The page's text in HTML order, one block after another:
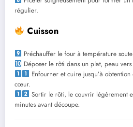
régulier.
Cuisson
Préchauffer le four à température
Déposer le rôti dans un plat, peau
Enfourner et cuire jusqu’à
cœur.
Sortir le rôti, le couvrir légèrement
minutes avant découpe.